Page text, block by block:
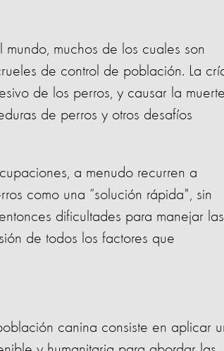
muchos de los cuales son
de control de población. La
de los perros, y causar la
de perros y otros desafíos
a menudo recurren a
como una “solución rápida", sin
dificultades para manejar las
de todos los factores que
canina consiste en aplicar